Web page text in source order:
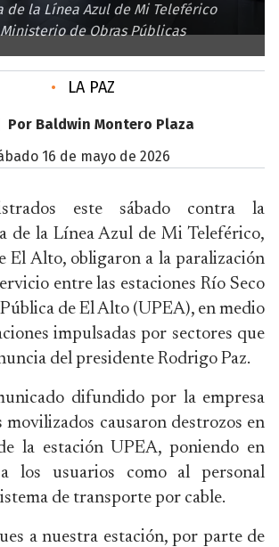
de la Línea Azul de Mi Teleférico
de Obras Públicas
• LA PAZ
Por Baldwin Montero Plaza
16 de mayo de 2026
este sábado contra la
de la Línea Azul de Mi Teleférico,
El Alto, obligaron a la paralización
entre las estaciones Río Seco
de El Alto (UPEA), en medio
impulsadas por sectores que
del presidente Rodrigo Paz.
difundido por la empresa
movilizados causaron destrozos en
la estación UPEA, poniendo en
los usuarios como al personal
de transporte por cable.
a nuestra estación, por parte de